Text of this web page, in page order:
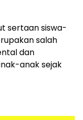
sertaan siswa-
salah
dan
anak sejak